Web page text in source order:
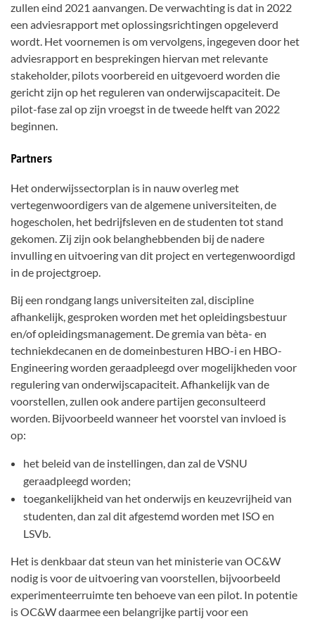
zullen eind 2021 aanvangen. De verwachting is dat in 2022
een adviesrapport met oplossingsrichtingen opgeleverd
wordt. Het voornemen is om vervolgens, ingegeven door het
adviesrapport en besprekingen hiervan met relevante
stakeholder, pilots voorbereid en uitgevoerd worden die
gericht zijn op het reguleren van onderwijscapaciteit. De
pilot-fase zal op zijn vroegst in de tweede helft van 2022
beginnen.
Partners
Het onderwijssectorplan is in nauw overleg met
vertegenwoordigers van de algemene universiteiten, de
hogescholen, het bedrijfsleven en de studenten tot stand
gekomen. Zij zijn ook belanghebbenden bij de nadere
invulling en uitvoering van dit project en vertegenwoordigd
in de projectgroep.
Bij een rondgang langs universiteiten zal, discipline
afhankelijk, gesproken worden met het opleidingsbestuur
en/of opleidingsmanagement. De gremia van bèta- en
techniekdecanen en de domeinbesturen HBO-i en HBO-
Engineering worden geraadpleegd over mogelijkheden voor
regulering van onderwijscapaciteit. Afhankelijk van de
voorstellen, zullen ook andere partijen geconsulteerd
worden. Bijvoorbeeld wanneer het voorstel van invloed is
op:
het beleid van de instellingen, dan zal de VSNU
geraadpleegd worden;
toegankelijkheid van het onderwijs en keuzevrijheid van
studenten, dan zal dit afgestemd worden met ISO en
LSVb.
Het is denkbaar dat steun van het ministerie van OC&W
nodig is voor de uitvoering van voorstellen, bijvoorbeeld
experimenteerruimte ten behoeve van een pilot. In potentie
is OC&W daarmee een belangrijke partij voor een